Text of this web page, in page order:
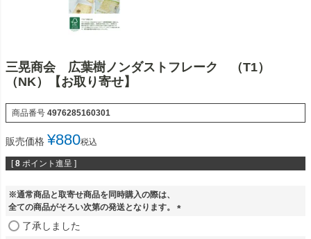
三晃商会 広葉樹ノンダストフレーク （T1）
（NK）【お取り寄せ】
商品番号 4976285160301
販売価格 ¥880税込
[ 8 ポイント進呈 ]
※通常商品と取寄せ商品を同時購入の際は、
全ての商品がそろい次第の発送となります。
了承しました